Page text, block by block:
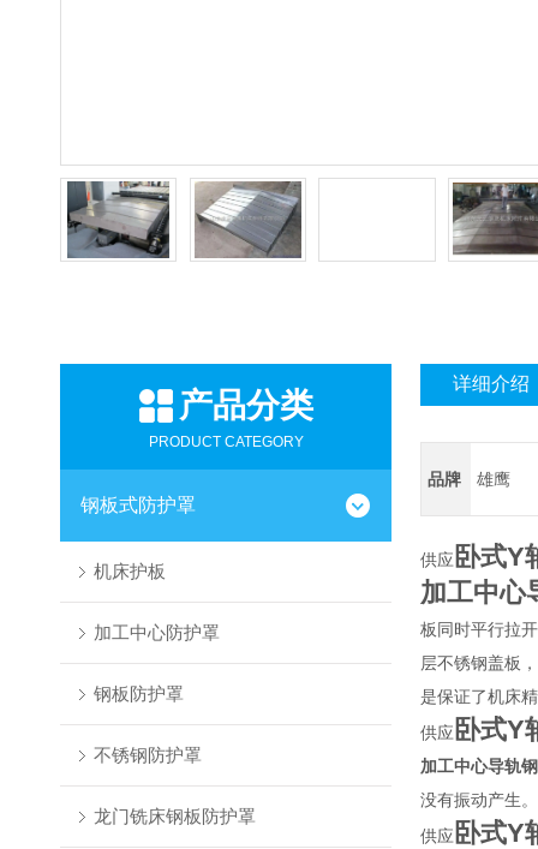
产品分类
PRODUCT CATEGORY
钢板式防护罩
机床护板
加工中心防护罩
钢板防护罩
不锈钢防护罩
龙门铣床钢板防护罩
详细介绍
品牌 雄鹰
供应 卧式Y
加工中心
板同时平行拉
层不锈钢盖板
是保证了机床
供应 卧式Y
加工中心导轨
没有振动产生。
供应 卧式Y